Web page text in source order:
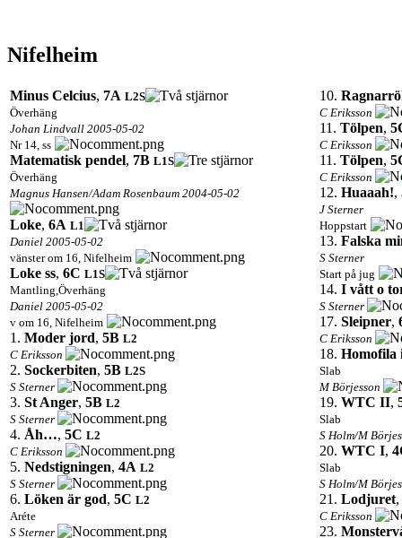
Nifelheim
Minus Celcius, 7A L2S
Överhäng
Johan Lindvall 2005-05-02
Nr 14, ss
Matematisk pendel, 7B L1S
Överhäng
Magnus Hansen/Adam Rosenbaum 2004-05-02
Loke, 6A L1
Daniel 2005-05-02
vänster om 16, Nifelheim
Loke ss, 6C L1S
Mantling,Överhäng
Daniel 2005-05-02
v om 16, Nifelheim
1. Moder jord, 5B L2
C Eriksson
2. Sockerbiten, 5B L2S
S Sterner
3. St Anger, 5B L2
S Sterner
4. Åh…, 5C L2
C Eriksson
5. Nedstigningen, 4A L2
S Sterner
6. Löken är god, 5C L2
Aréte
S Sterner
10.
C Eriksson
11. Tölpen,
C Eriksson
11. Tölpen,
C Eriksson
12. Huaaah!,
J Sterner
Hoppstart
13. Falska
S Sterner
Start på jug
14. I vått o
S Sterner
17. Sleipner,
C Eriksson
18. Homofila
Slab
M Börjesson
19. WTC II,
Slab
S Holm/M
20. WTC I,
Slab
S Holm/M
21. Lodjuret,
C Eriksson
23.